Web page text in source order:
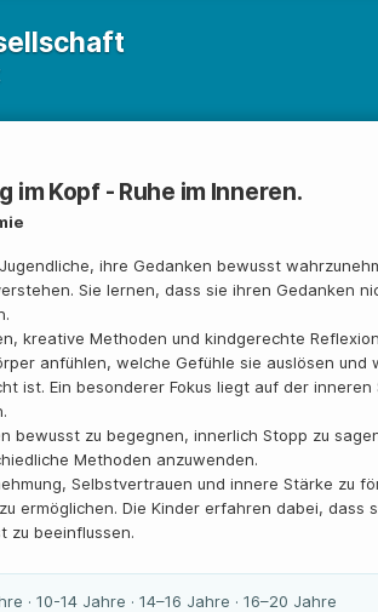
im Kopf - Ruhe im Inneren.
ihre Gedanken bewusst
Sie lernen, dass sie ihren Gedanken
kreative Methoden und kindgerechte
anfühlen, welche Gefühle sie auslösen und
ist. Ein besonderer Fokus liegt auf der inneren
bewusst zu begegnen, innerlich Stopp zu
Methoden anzuwenden.
Selbstvertrauen und innere Stärke zu
ermöglichen. Die Kinder erfahren dabei, dass
zu beeinflussen.
· 10-14 Jahre · 14–16 Jahre · 16–20 Jahre